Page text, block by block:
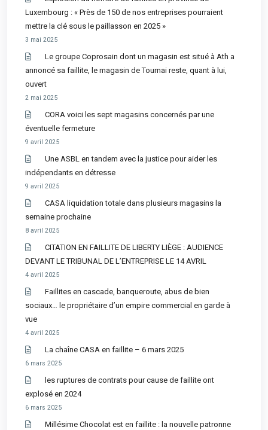
Luxembourg : « Près de 150 de nos entreprises pourraient
mettre la clé sous le paillasson en 2025 »
3 mai 2025
Le groupe Coprosain dont un magasin est situé à Ath a
annoncé sa faillite, le magasin de Tournai reste, quant à lui,
ouvert
2 mai 2025
CORA voici les sept magasins concernés par une
éventuelle fermeture
9 avril 2025
Une ASBL en tandem avec la justice pour aider les
indépendants en détresse
9 avril 2025
CASA liquidation totale dans plusieurs magasins la
semaine prochaine
8 avril 2025
CITATION EN FAILLITE DE LIBERTY LIÈGE : AUDIENCE
DEVANT LE TRIBUNAL DE L’ENTREPRISE LE 14 AVRIL
4 avril 2025
Faillites en cascade, banqueroute, abus de bien
sociaux… le propriétaire d’un empire commercial en garde à
vue
4 avril 2025
La chaîne CASA en faillite – 6 mars 2025
6 mars 2025
les ruptures de contrats pour cause de faillite ont
explosé en 2024
6 mars 2025
Millésime Chocolat est en faillite : la nouvelle patronne